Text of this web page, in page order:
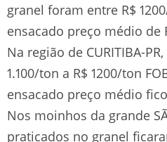
granel foram entre R$
ensacado preço médio de
Na região de CURITIBA-
1.100/ton a R$ 1200/ton
ensacado preço médio
Nos moinhos da grande
praticados no granel